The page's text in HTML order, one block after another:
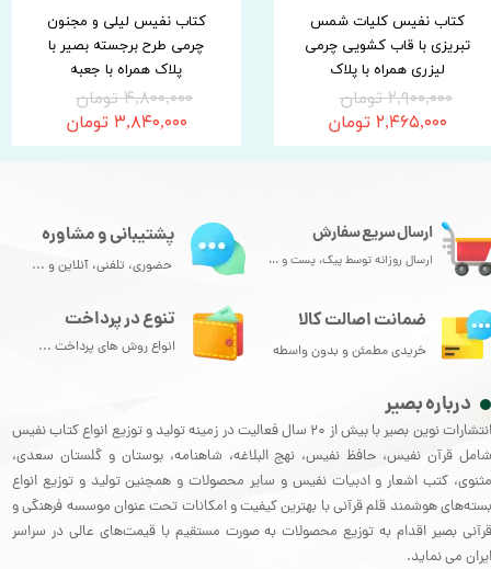
کتاب نفیس کلیات شمس
تبریزی با قاب کشویی چرمی
لیزری همراه با پلاک
۲,۹۰۰,۰۰۰ تومان
۲,۴۶۵,۰۰۰ تومان
کتاب نفیس لیلی و مجنون
چرمی طرح برجسته بصیر با
پلاک همراه با جعبه
۴,۸۰۰,۰۰۰ تومان
۳,۸۴۰,۰۰۰ تومان
درباره بصیر
انتشارات نوین بصیر با بیش از 20 سال فعالیت در زمینه تولید و توزیع انواع کتاب نفیس
شامل قرآن نفیس، حافظ نفیس، نهج البلاغه، شاهنامه، بوستان و گلستان سعدی،
مثنوی، کتب اشعار و ادبیات نفیس و سایر محصولات و همچنین تولید و توزیع انواع
بسته‌های هوشمند قلم قرآنی با بهترین کیفیت و امکانات تحت عنوان موسسه فرهنگی و
قرآنی بصیر اقدام به توزیع محصولات به صورت مستقیم با قیمت‌های عالی در سراسر
ایران می نماید.
ارسال سریع سفارش
ارسال روزانه توسط پیک، پست و ...
تنوع در پرداخت
انواع روش های پرداخت ...
پشتیبانی و مشاوره
حضوری، تلفنی، آنلاین و ...
ضمانت اصالت کالا
خریدی مطمئن و بدون واسطه